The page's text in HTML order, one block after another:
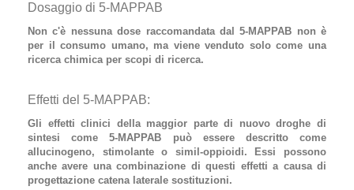
Dosaggio di 5-MAPPAB
Non c'è nessuna dose raccomandata dal5-MAPPAB non è
per il consumo umano, ma viene venduto solo come una
ricerca chimica per scopi di ricerca.
Effetti del 5-MAPPAB:
Gli effetti clinici della maggior parte di nuovodroghe di
sintesi come5-MAPPAB può essere descritto come
allucinogeno, stimolante o simil-oppioidi. Essi possono
anche avere una combinazione di questi effetti a causa di
progettazione catena laterale sostituzioni.